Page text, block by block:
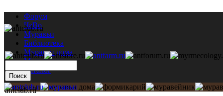
Форум
ЧаВо
Муравьи
Библиотека
Муравьи дома
Мастерская
Каталог
antclub.ru